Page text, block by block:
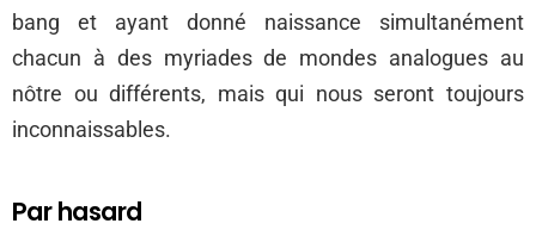
bang et ayant donné naissance simultanément
chacun à des myriades de mondes analogues au
nôtre ou différents, mais qui nous seront toujours
inconnaissables.
Par hasard